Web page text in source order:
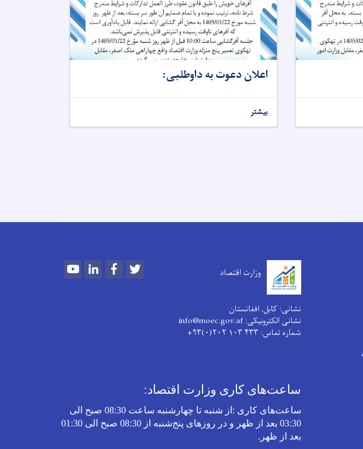
اعلان دعوت به داوطلبی:
بیشتر
وزارت اقتصاد YoutubeLinkedInFacebook
نشانی: کابل, افغانستان
نشانی الکترونیکی: info@moec.gov.af
شماره تماس: ۴۳۳ ۱۰۳ ۲۰۲(۰)۹۳+
ساعت‌های کاری وزارت اقتصاد:
ساعت‌های کاری :
از شنبه تا چهارشنبه‌ ساعت 08:30 صبح الی
03:30 بعد از ظهر و در روز‌های پنج‌شنبه از 08:30 صبح الی 01:30
بعد از ظهر .